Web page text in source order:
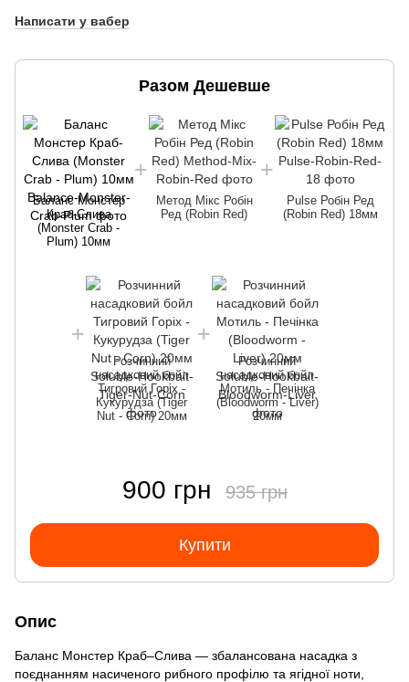
Написати у вабер
Разом Дешевше
Баланс Монстер
Краб-Слива
(Monster Crab -
Plum) 10мм
Метод Мікс Робін
Ред (Robin Red)
Pulse Робін Ред
(Robin Red) 18мм
Розчинний
насадковий бойл
Тигровий Горіх -
Кукурудза (Tiger
Nut - Corn) 20мм
Розчинний
насадковий бойл
Мотиль - Печінка
(Bloodworm - Liver)
20мм
900 грн 935 грн
Купити
Опис
Баланс Монстер Краб–Слива — збалансована насадка з
поєднанням насиченого рибного профілю та ягідної ноти,